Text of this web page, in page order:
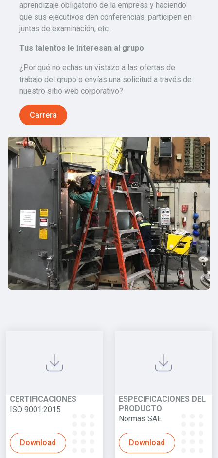
aprendizaje obligatorio de la empresa y haciendo
que sus ejecutivos den conferencias, participen en
juntas de examinación, etc.
Tus talentos le interesan al grupo
¿Por qué no echas un vistazo a las ofertas de
trabajo del grupo o envías una solicitud a través de
nuestro sitio web corporativo?
Carrera
CERTIFICACIONES
ISO 9001:2015
Download
ESPECIFICACIONES DEL
PRODUCTO
Normas SAE
Download